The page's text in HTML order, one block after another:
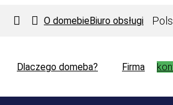
O domebieBiuro obsługijęzyk
Dlaczego domeba? Firma